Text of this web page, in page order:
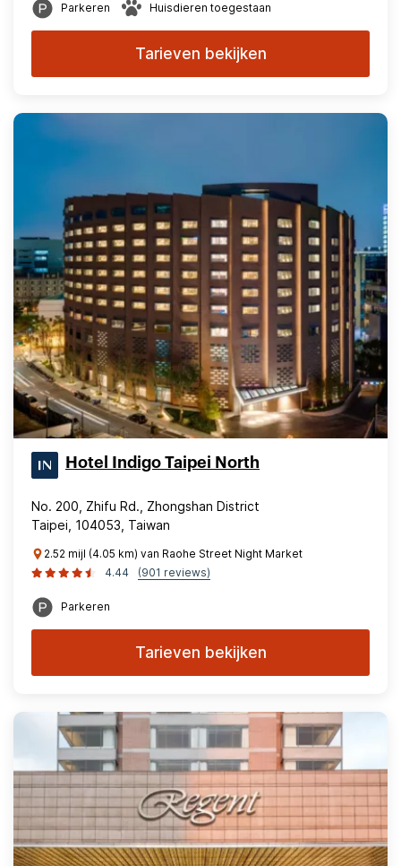
Parkeren Huisdieren toegestaan
Tarieven bekijken
Hotel Indigo Taipei North
No. 200, Zhifu Rd., Zhongshan District
Taipei, 104053, Taiwan
2.52 mijl (4.05 km) van Raohe Street Night Market
4.44
(901 reviews)
Parkeren
Tarieven bekijken